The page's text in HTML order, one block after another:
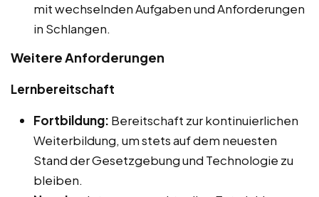
mit wechselnden Aufgaben und Anforderungen
in Schlangen.
Weitere Anforderungen
Lernbereitschaft
Fortbildung: Bereitschaft zur kontinuierlichen
Weiterbildung, um stets auf dem neuesten
Stand der Gesetzgebung und Technologie zu
bleiben.